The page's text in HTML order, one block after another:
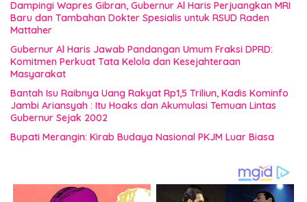
Dampingi Wapres Gibran, Gubernur Al Haris Perjuangkan MRI
Baru dan Tambahan Dokter Spesialis untuk RSUD Raden
Mattaher
Gubernur Al Haris Jawab Pandangan Umum Fraksi DPRD:
Komitmen Perkuat Tata Kelola dan Kesejahteraan
Masyarakat
Bantah Isu Raibnya Uang Rakyat Rp1,5 Triliun, Kadis Kominfo
Jambi Ariansyah : Itu Hoaks dan Akumulasi Temuan Lintas
Gubernur Sejak 2002
Bupati Merangin: Kirab Budaya Nasional PKJM Luar Biasa